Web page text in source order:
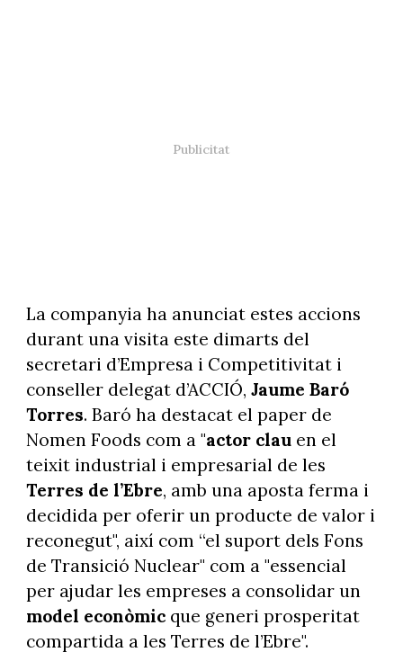
La companyia ha anunciat estes accions
durant una visita este dimarts del
secretari d’Empresa i Competitivitat i
conseller delegat d’ACCIÓ, Jaume Baró
Torres. Baró ha destacat el paper de
Nomen Foods com a "actor clauen el
teixit industrial i empresarial de les
Terres de l’Ebre, amb una aposta ferma i
decidida per oferir un producte de valor i
reconegut", així com “el suport dels Fons
de Transició Nuclear" com a "essencial
per ajudar les empreses a consolidar un
model econòmicque generi prosperitat
compartida a les Terres de l’Ebre".